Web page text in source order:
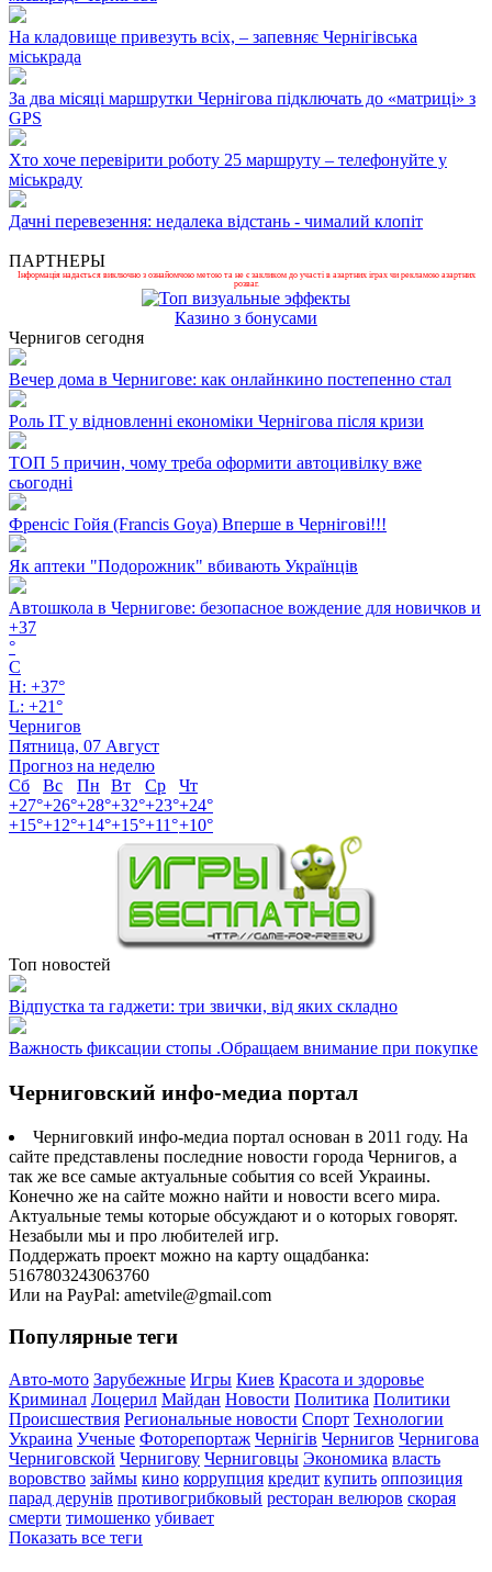
На кладовище привезуть всіх, – запевняє Чернігівська
міськрада
За два місяці маршрутки Чернігова підключать до «матриці» з
GPS
Хто хоче перевірити роботу 25 маршруту – телефонуйте у
міськраду
Дачні перевезення: недалека відстань - чималий клопіт
ПАРТНЕРЫ
Інформація надається виключно з ознайомчою метою та не є закликом до участі в азартних іграх чи рекламою азартних
розваг.
Казино з бонусами
Чернигов сегодня
Вечер дома в Чернигове: как онлайнкино постепенно стал
Роль ІТ у відновленні економіки Чернігова після кризи
ТОП 5 причин, чому треба оформити автоцивілку вже
сьогодні
Френсіс Гойя (Francis Goya) Вперше в Чернігові!!!
Як аптеки "Подорожник" вбивають Українців
Автошкола в Чернигове: безопасное вождение для новичков и
+37
°
C
H: +37°
L: +21°
Чернигов
Пятница, 07 Август
Прогноз на неделю
Сб
Вс Пн Вт Ср
Чт
+27°+26°+28°+32°+23°+24°
+15°+12°+14°+15°+11°+10°
Топ новостей
Відпустка та гаджети: три звички, від яких складно
Важность фиксации стопы .Обращаем внимание при покупке
Черниговский инфо-медиа портал
Черниговкий инфо-медиа портал основан в 2011 году. На
сайте представлены последние новости города Чернигов, а
так же все самые актуальные события со всей Украины.
Конечно же на сайте можно найти и новости всего мира.
Актуальные темы которые обсуждают и о которых говорят.
Незабыли мы и про любителей игр.
Поддержать проект можно на карту ощадбанка:
5167803243063760
Или на PayPal: ametvile@gmail.com
Популярные теги
Авто-мото Зарубежные Игры Киев Красота и здоровье
Криминал Лоцерил Майдан Новости Политика Политики
Происшествия Региональные новости Спорт Технологии
Украина Ученые Фоторепортаж Чернігів Чернигов Чернигова
Черниговской Чернигову Черниговцы Экономика власть
воровство займы кино коррупция кредит купить оппозиция
парад дерунів противогрибковый ресторан велюров скорая
смерти тимошенко убивает
Показать все теги